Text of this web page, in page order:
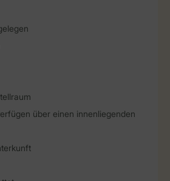
über einen innenliegenden